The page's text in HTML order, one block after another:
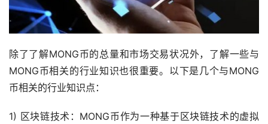
除了了解MONG币的总量和市场交易状况外，了解一些与
MONG币相关的行业知识也很重要。以下是几个与MONG
币相关的行业知识点：
1) 区块链技术：MONG币作为一种基于区块链技术的虚拟